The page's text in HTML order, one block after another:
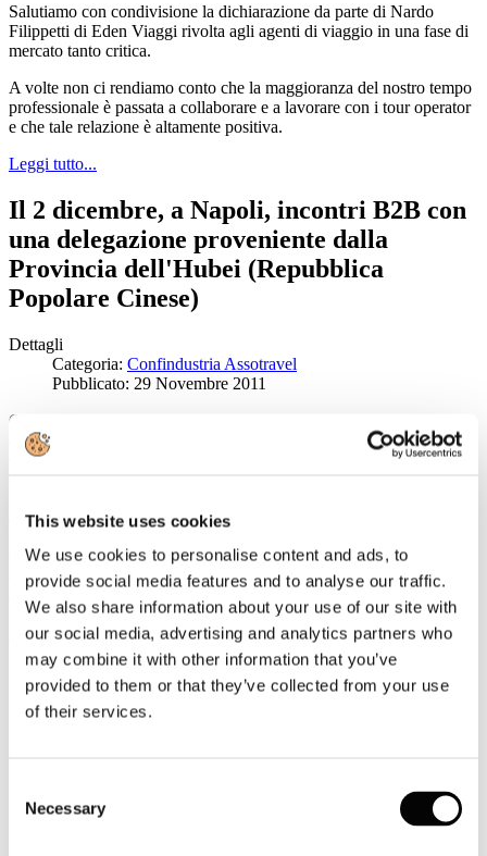
This website uses cookies
We use cookies to personalise content and ads, to
provide social media features and to analyse our traffic.
We also share information about your use of our site with
our social media, advertising and analytics partners who
may combine it with other information that you’ve
provided to them or that they’ve collected from your use
of their services.
Selection
Necessary
Salutiamo con condivisione la dichiarazione da parte di Nardo
Filippetti di Eden Viaggi rivolta agli agenti di viaggio in una fase di
mercato tanto critica.
A volte non ci rendiamo conto che la maggioranza del nostro tempo
professionale è passata a collaborare e a lavorare con i tour operator
e che tale relazione è altamente positiva.
Leggi tutto...
Il 2 dicembre, a Napoli, incontri B2B con
una delegazione proveniente dalla
Provincia dell'Hubei (Repubblica
Popolare Cinese)
Dettagli
Categoria: Confindustria Assotravel
Pubblicato: 29 Novembre 2011
Confindustria Assotravel Campania, con la collaborazione
dell'Eurosportello e dell'Associazione Campei, il prossimo 2
dicembre, a partire dalle ore 14.30, presso la sede della Camera di
dell'Hubei (Repubblica Popolare Cinese).
Obiettivo degli incontri è promuovere i rapporti di collaborazione
con il nostro tessuto imprenditoriale, anche con riferimento al settore
del Turismo.
Leggi tutto...
Seminario Confindustria Assotravel: Il
contratto a termine e il contratto di
Categoria:
Pubblicato: 15 Novembre 2011